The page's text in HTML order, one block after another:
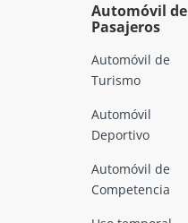
Automóvil de
Pasajeros
Automóvil de
Turismo
Automóvil
Deportivo
Automóvil de
Competencia